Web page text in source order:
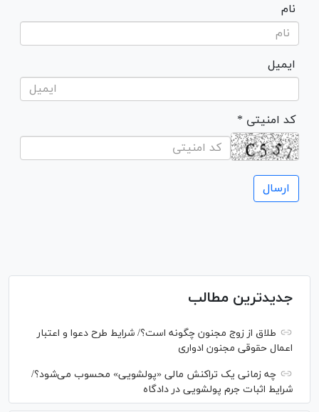
نام
ایمیل
* کد امنیتی
جدیدترین مطالب
طلاق از زوج مجنون چگونه است؟/ شرایط طرح دعوا و اعتبار
اعمال حقوقی مجنون ادواری
چه زمانی یک تراکنش مالی «پولشویی» محسوب می‌شود؟/
شرایط اثبات جرم پولشویی در دادگاه